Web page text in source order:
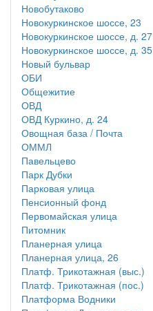
Новобутаково
Новокуркинское шоссе, 23
Новокуркинское шоссе, д. 27
Новокуркинское шоссе, д. 35
Новый бульвар
ОБИ
Общежитие
ОВД
ОВД Куркино, д. 24
Овощная база / Почта
ОММЛ
Павельцево
Парк Дубки
Парковая улица
Пенсионный фонд
Первомайская улица
Питомник
Планерная улица
Планерная улица, 26
Платф. Трикотажная (выс.)
Платф. Трикотажная (пос.)
Платформа Водники